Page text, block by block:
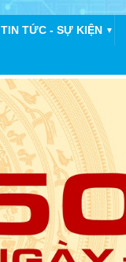
TIN TỨC - SỰ KIỆN ▼